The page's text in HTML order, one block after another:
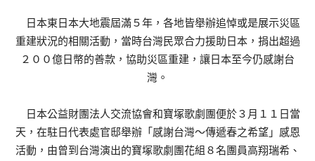
日本東日本大地震屆滿５年，各地皆舉辦追悼或是展示災區
重建狀況的相關活動，當時台灣民眾合力援助日本，捐出超過
２００億日幣的善款，協助災區重建，讓日本至今仍感謝台
灣。
日本公益財團法人交流協會和寶塚歌劇團便於３月１１日當
天，在駐日代表處官邸舉辦「感謝台灣～傳遞春之希望」感恩
活動，由曾到台灣演出的寶塚歌劇團花組８名團員高翔瑞希、